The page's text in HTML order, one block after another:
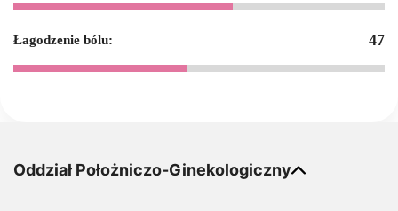
Łagodzenie bólu: 47
Oddział Położniczo-Ginekologiczny